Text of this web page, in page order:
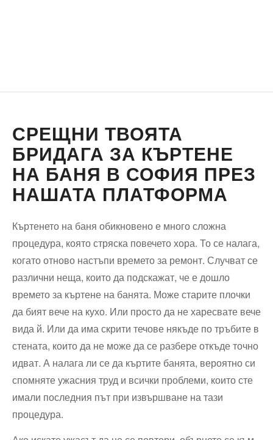
СРЕЩНИ ТВОЯТА
БРИДАГА ЗА КЪРТЕНЕ
НА БАНЯ В СОФИЯ ПРЕЗ
НАШАТА ПЛАТФОРМА
Къртенето на баня обикновено е много сложна
процедура, която стряска повечето хора. То се налага,
когато отново настъпи времето за ремонт. Случват се
различни неща, които да подскажат, че е дошло
времето за къртене на банята. Може старите плочки
да бият вече на кухо. Или просто да не харесвате вече
вида й. Или да има скрити течове някъде по тръбите в
стената, които да не може да се разбере откъде точно
идват. А налага ли се да къртите банята, вероятно си
спомняте ужасния труд и всички проблеми, които сте
имали последния път при извършване на тази
процедура.